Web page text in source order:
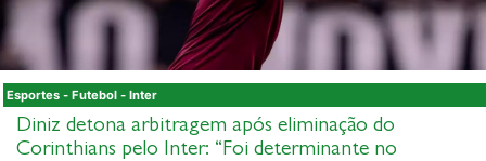
Esportes - Futebol - Inter
Diniz detona arbitragem após eliminação do
Corinthians pelo Inter: “Foi determinante no